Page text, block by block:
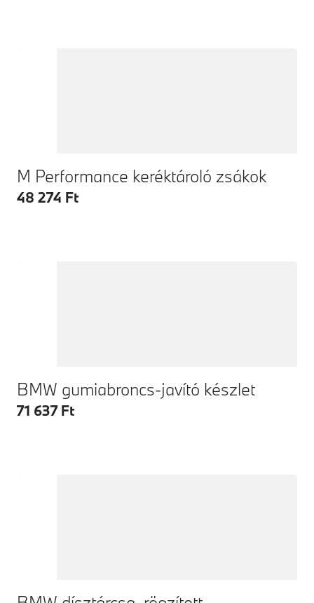
M Performance keréktároló zsákok
48 274 Ft
BMW gumiabroncs-javító készlet
71 637 Ft